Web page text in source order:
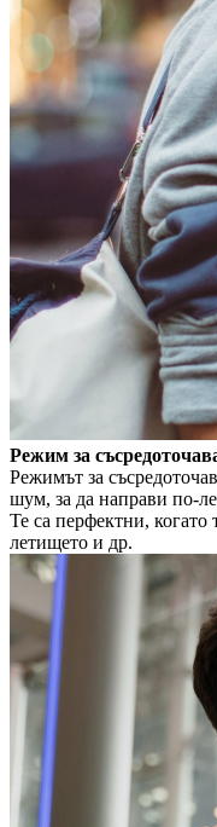
Режим за
Режимът за
шум, за да направи по-
Те са перфектни, когато
летището и др.